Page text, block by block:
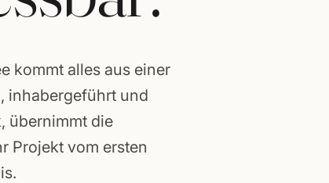
kommt alles aus einer
inhabergeführt und
übernimmt die
Projekt vom ersten